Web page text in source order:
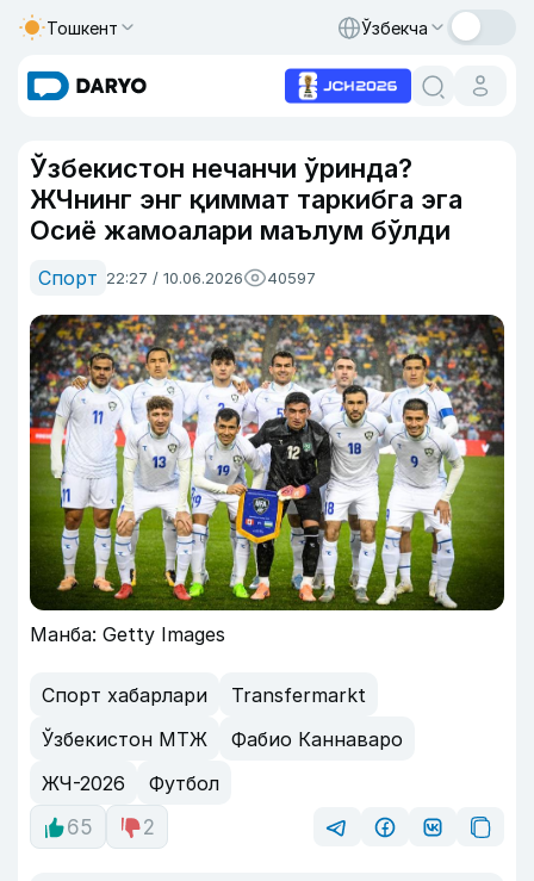
Тошкент Ўзбекча
Ўзбекистон нечанчи ўринда?
ЖЧнинг энг қиммат таркибга эга
Осиё жамоалари маълум бўлди
Спорт 22:27 / 10.06.2026 40597
Манба: Getty Images
Спорт хабарлари
Transfermarkt
Ўзбекистон МТЖ
Фабио Каннаваро
ЖЧ-2026
Футбол
65
2